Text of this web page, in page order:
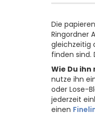
Die
Ringordner
gleichzeitig
finden sind.
Wie Du
nutze ihn
oder Lose-
jederzeit
einen